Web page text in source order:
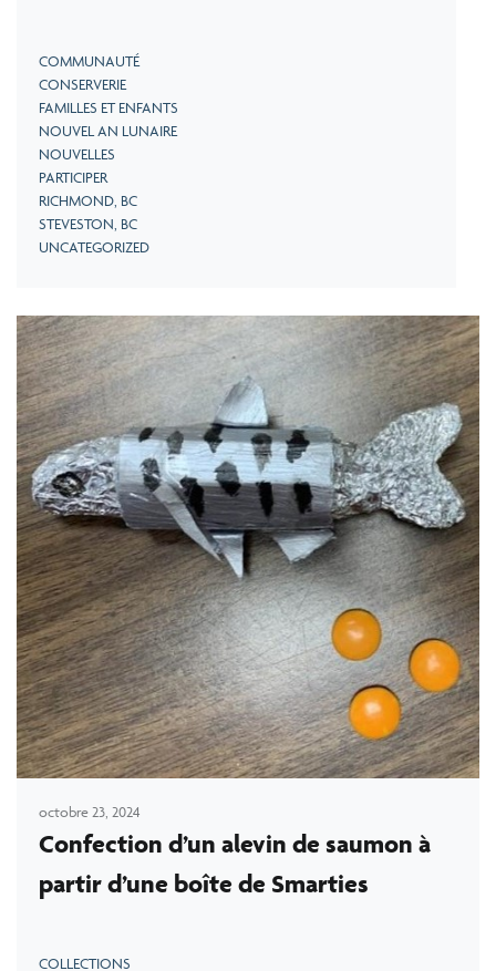
COMMUNAUTÉ
CONSERVERIE
FAMILLES ET ENFANTS
NOUVEL AN LUNAIRE
NOUVELLES
PARTICIPER
RICHMOND, BC
STEVESTON, BC
UNCATEGORIZED
octobre 23, 2024
Confection d’un alevin de saumon à
partir d’une boîte de Smarties
COLLECTIONS